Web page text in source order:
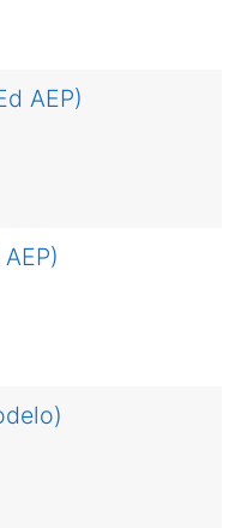
AEP)